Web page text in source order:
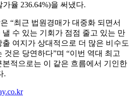
율 236.64%)을 써냈다.
“최근 법원경매가 대중화 되면서
수 있는 기회가 점점 줄고 있는 만
여지가 상대적으로 더 많은 비수도
것은 당연하다”며 “이번 역대 최고
적으로는 이 같은 흐름에서 기인한
.